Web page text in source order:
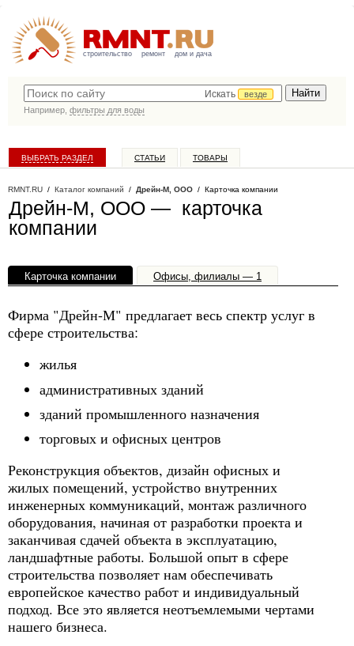
строительство ремонт дом и дача
Искать
везде
Например, фильтры для воды
ВЫБРАТЬ РАЗДЕЛ СТАТЬИ ТОВАРЫ
RMNT.RU / Каталог компаний / Дрейн-М, ООО / Карточка компании
Дрейн-М, ООО — карточка
компании
Карточка компании Офисы, филиалы — 1
Фирма "Дрейн-М" предлагает весь спектр услуг в
сфере строительства:
жилья
административных зданий
зданий промышленного назначения
торговых и офисных центров
Реконструкция объектов, дизайн офисных и
жилых помещений, устройство внутренних
инженерных коммуникаций, монтаж различного
оборудования, начиная от разработки проекта и
заканчивая сдачей объекта в эксплуатацию,
ландшафтные работы. Большой опыт в сфере
строительства позволяет нам обеспечивать
европейское качество работ и индивидуальный
подход. Все это является неотъемлемыми чертами
нашего бизнеса.